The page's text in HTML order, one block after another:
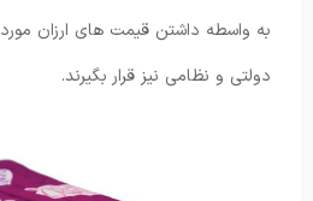
به واسطه داشتن قیمت های ارزان
دولتی و نظامی نیز قرار بگیرند.